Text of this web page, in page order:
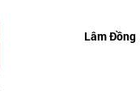
Lâm Đồng